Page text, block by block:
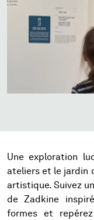
Une exploration
ateliers et le jardin
artistique. Suivez
de Zadkine
formes et